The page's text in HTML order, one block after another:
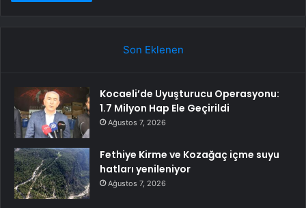
Son Eklenen
Kocaeli’de Uyuşturucu Operasyonu:
1.7 Milyon Hap Ele Geçirildi
Ağustos 7, 2026
Fethiye Kirme ve Kozağaç içme suyu
hatları yenileniyor
Ağustos 7, 2026